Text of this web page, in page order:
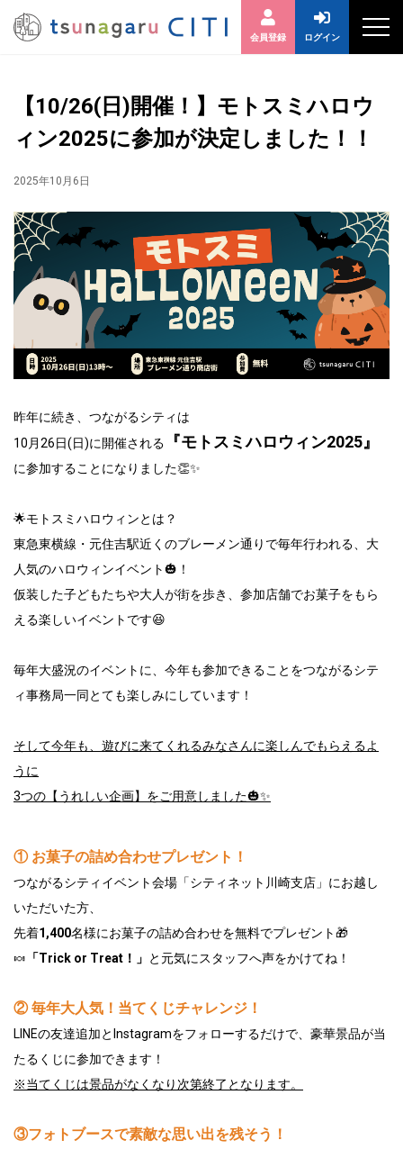
会員登録 ログイン
【10/26(日)開催！】モトスミハロウ
ィン2025に参加が決定しました！！
2025年10月6日
昨年に続き、つながるシティは
10月26日(日)に開催される
『モトスミハロウィン2025』
に参加することになりました👏✨
🌟モトスミハロウィンとは？
東急東横線・元住吉駅近くのブレーメン通りで毎年行われる、大
人気のハロウィンイベント🎃！
仮装した子どもたちや大人が街を歩き、参加店舗でお菓子をもら
える楽しいイベントです😆
毎年大盛況のイベントに、今年も参加できることをつながるシテ
ィ事務局一同とても楽しみにしています！
そして今年も、遊びに来てくれるみなさんに楽しんでもらえるよ
うに
3つの【うれしい企画】をご用意しました🎃✨
① お菓子の詰め合わせプレゼント！
つながるシティイベント会場「シティネット川崎支店」にお越し
いただいた方、
先着1,400名様にお菓子の詰め合わせを無料でプレゼント🎁
🍬 「Trick or Treat！」 と元気にスタッフへ声をかけてね！
② 毎年大人気！当てくじチャレンジ！
LINEの友達追加とInstagramをフォローするだけで、豪華景品が当
たるくじに参加できます！
※当てくじは景品がなくなり次第終了となります。
③フォトブースで素敵な思い出を残そう！